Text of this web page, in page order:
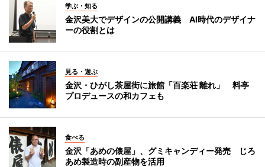
学ぶ・知る
金沢美大でデザインの公開講義 AI時代のデザイナ
ーの役割とは
見る・遊ぶ
金沢・ひがし茶屋街に旅館「百楽荘 離れ」 料亭
プロデュースの和カフェも
食べる
金沢「あめの俵屋」、グミキャンディー発売 じろ
あめ製造時の副産物を活用